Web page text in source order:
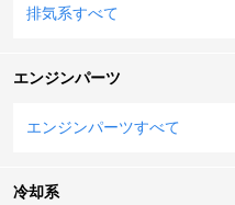
排気系すべて
エンジンパーツ
エンジンパーツすべて
冷却系